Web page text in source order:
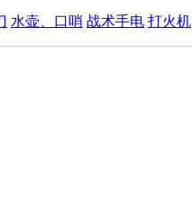
水壶、口哨 战术手电 打火机